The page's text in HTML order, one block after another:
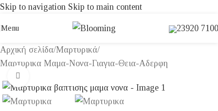
Skip to navigation Skip to main content
Menu 23920
Αρχική σελίδα/Μαρτυρικά/
Μαρτυρικα Μαμα-Νονα-Γιαγια-Θεια-Αδερφη